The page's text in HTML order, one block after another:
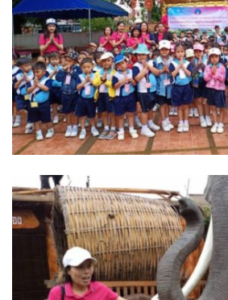
Amante Baristro Hotel & Cafe’ @Pua
C View Home
Deply
Go Hight ‘O Village
HOMU Villa
Montha Residence
Shanti – Retreat
กรีนฮิลล์รีสอร์ท